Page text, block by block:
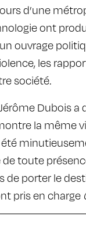
d’une
ont
ouvrage
les
société.
Dubois a
la même
toute
de porter le
pris en charge